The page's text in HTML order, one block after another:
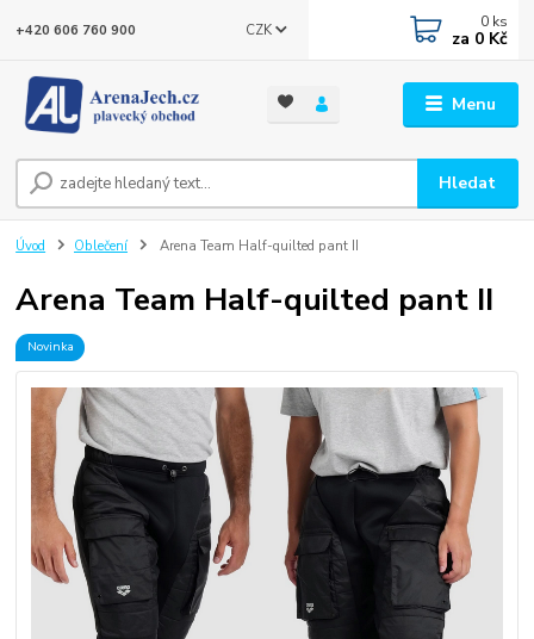
Menu
CZK
Hledat
+420 606 760 900 0 ks
za 0 Kč
Úvod Oblečení Arena Team Half-quilted pant II
Arena Team Half-quilted pant II
Novinka